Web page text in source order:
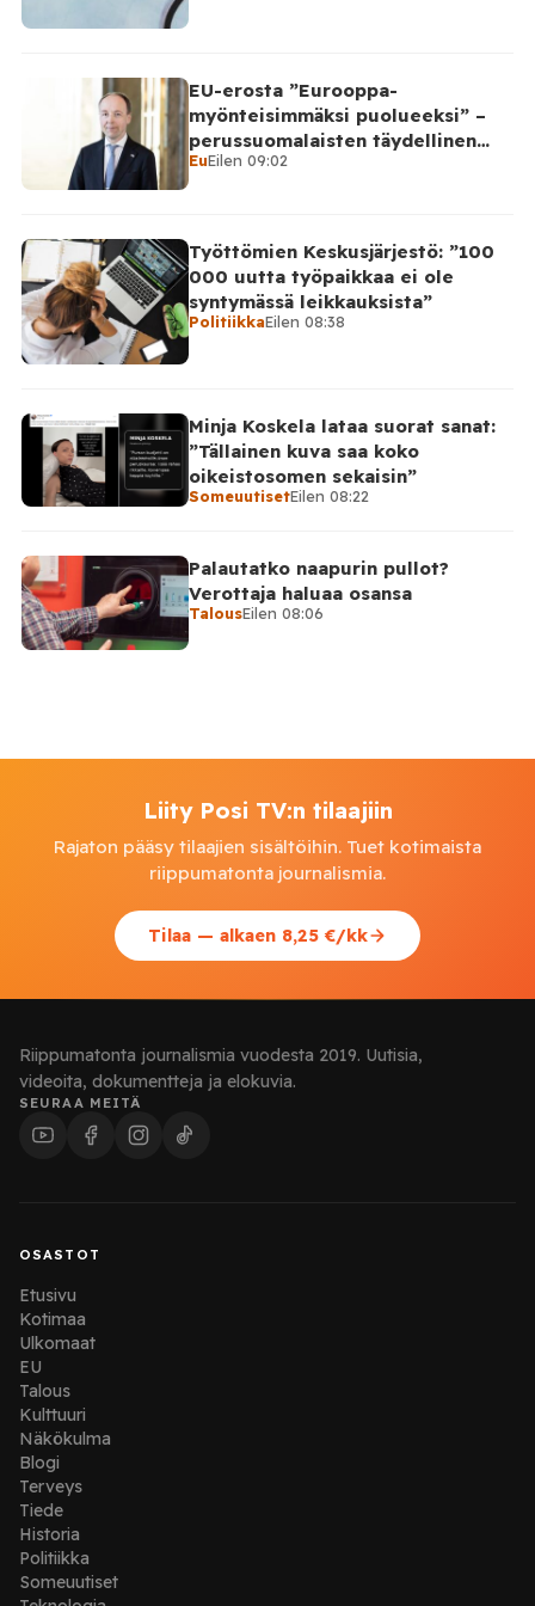
EU-erosta ”Eurooppa-
myönteisimmäksi puolueeksi” –
perussuomalaisten täydellinen
takinkääntö
EuEilen 09:02
Työttömien Keskusjärjestö: ”100
000 uutta työpaikkaa ei ole
syntymässä leikkauksista”
PolitiikkaEilen 08:38
Minja Koskela lataa suorat sanat:
”Tällainen kuva saa koko
oikeistosomen sekaisin”
SomeuutisetEilen 08:22
Palautatko naapurin pullot?
Verottaja haluaa osansa
TalousEilen 08:06
Liity Posi TV:n tilaajiin
Rajaton pääsy tilaajien sisältöihin. Tuet kotimaista
riippumatonta journalismia.
Tilaa — alkaen 8,25 €/kk
Riippumatonta journalismia vuodesta 2019. Uutisia,
videoita, dokumentteja ja elokuvia.
SEURAA MEITÄ
OSASTOT
Etusivu
Kotimaa
Ulkomaat
EU
Talous
Kulttuuri
Näkökulma
Blogi
Terveys
Tiede
Historia
Politiikka
Someuutiset